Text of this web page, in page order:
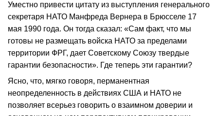
Уместно привести цитату из выступления генерального
секретаря НАТО Манфреда Вернера в Брюсселе 17
мая 1990 года. Он тогда сказал: «Сам факт, что мы
готовы не размещать войска НАТО за пределами
территории ФРГ, дает Советскому Союзу твердые
гарантии безопасности». Где теперь эти гарантии?
Ясно, что, мягко говоря, перманентная
неопределенность в действиях США и НАТО не
позволяет всерьез говорить о взаимном доверии и